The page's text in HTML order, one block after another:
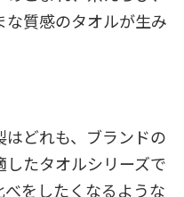
質感のタオルが生み
どれも、ブランドの
たタオルシリーズで
をしたくなるような